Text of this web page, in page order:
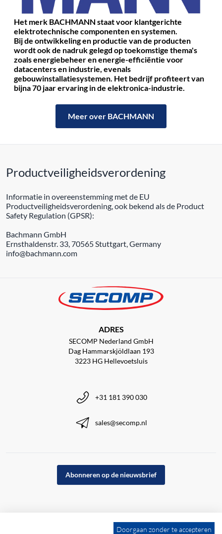
Het merk BACHMANN staat voor klantgerichte
elektrotechnische componenten en systemen.
Bij de ontwikkeling en productie van de producten
wordt ook de nadruk gelegd op toekomstige thema's
zoals energiebeheer en energie-efficiëntie voor
datacenters en industrie, evenals
gebouwinstallatiesystemen. Het bedrijf profiteert van
bijna 70 jaar ervaring in de elektronica-industrie.
Meer over BACHMANN
Productveiligheidsverordening
Informatie in overeenstemming met de EU
Productveiligheidsverordening, ook bekend als de Product
Safety Regulation (GPSR):
Bachmann GmbH
Ernsthaldenstr. 33, 70565 Stuttgart, Germany
info@bachmann.com
ADRES
SECOMP Nederland GmbH
Dag Hammarskjöldlaan 193
3223 HG Hellevoetsluis
+31 181 390 030
sales@secomp.nl
Abonneren op de nieuwsbrief
Doorgaan zonder te accepteren